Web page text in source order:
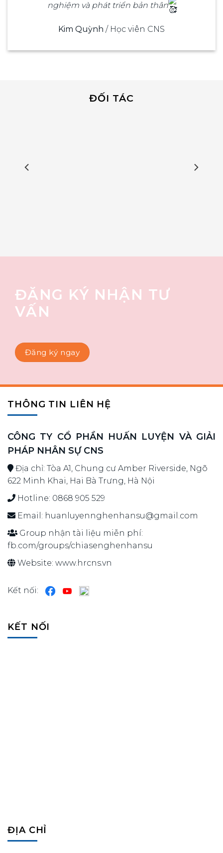
nghiệm và phát triển bản thân
Kim Quỳnh / Học viên CNS
ĐỐI TÁC
ĐĂNG KÝ NHẬN TƯ
VẤN
Đăng ký ngay
THÔNG TIN LIÊN HỆ
CÔNG TY CỔ PHẦN HUẤN LUYỆN VÀ GIẢI
PHÁP NHÂN SỰ CNS
Địa chỉ: Tòa A1, Chung cư Amber Riverside, Ngõ
622 Minh Khai, Hai Bà Trưng, Hà Nội
Hotline: 0868 905 529
Email: huanluyennghenhansu@gmail.com
Group nhận tài liệu miễn phí:
fb.com/groups/chiasenghenhansu
Website: www.hrcns.vn
Kết nối:
KẾT NỐI
ĐỊA CHỈ